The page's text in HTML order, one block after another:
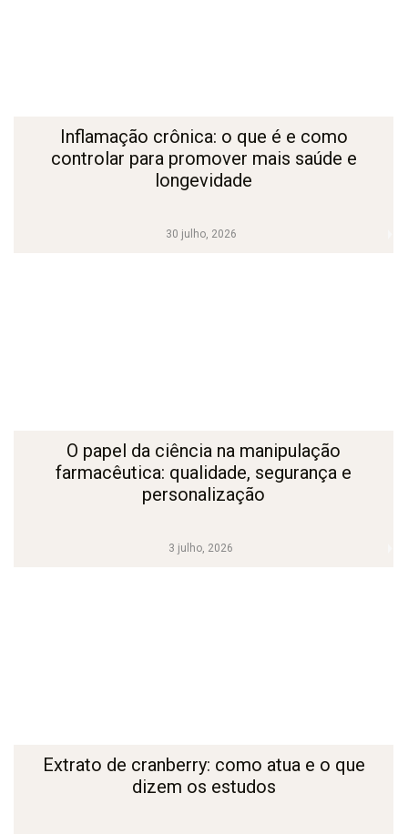
30 julho, 2026
Inflamação crônica: o que é e como
controlar para promover mais saúde e
longevidade
3 julho, 2026
O papel da ciência na manipulação
farmacêutica: qualidade, segurança e
personalização
Extrato de cranberry: como atua e o que
dizem os estudos